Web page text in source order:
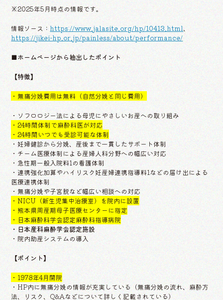
※2025年5月時点の情報です。
情報ソース：https://www.jalasite.org/hp/10413.html、
https://jikei-hp.or.jp/painless/about/performance/
■ホームページから抽出したポイント
【特徴】
・無痛分娩費用は無料（自然分娩と同じ費用）
・ソフロロジー法による母児にやさしいお産への取り組み
・24時間体制で麻酔科医が対応
・24時間いつでも受診可能な体制
・妊婦健診から分娩、産後まで一貫したサポート体制
・チーム医療体制による産婦人科分野への幅広い対応
・急性期一般入院料1の看護体制
・連携強化加算やハイリスク妊産婦連携指導料1などの届け出による
医療連携体制
・無痛分娩や子宮脱など幅広い相談への対応
・NICU（新生児集中治療室）を院内に設置
・熊本県周産期母子医療センターに指定
・日本麻酔科学会認定麻酔科指導病院
・日本産科麻酔学会認定施設
・院内助産システムの導入
【ポイント】
・1978年4月開院
・HP内に無痛分娩の情報が充実している（無痛分娩の流れ、麻酔方
法、リスク、Q&Aなどについて詳しく記載されている）